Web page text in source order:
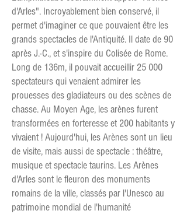
d'Arles". Incroyablement bien conservé, il
permet d'imaginer ce que pouvaient être les
grands spectacles de l'Antiquité. Il date de 90
après J.-C., et s'inspire du Colisée de Rome.
Long de 136m, il pouvait accueillir 25 000
spectateurs qui venaient admirer les
prouesses des gladiateurs ou des scènes de
chasse. Au Moyen Age, les arènes furent
transformées en forteresse et 200 habitants y
vivaient ! Aujourd'hui, les Arènes sont un lieu
de visite, mais aussi de spectacle : théâtre,
musique et spectacle taurins. Les Arènes
d'Arles sont le fleuron des monuments
romains de la ville, classés par l'Unesco au
patrimoine mondial de l'humanité